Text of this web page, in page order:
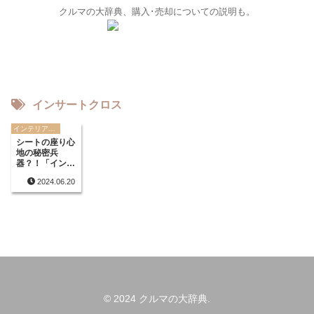
クルマの大辞典、購入･売却についての説明も。
インサートクロス
シートの座り心
地の秘密兵
器？！「インサ
てなに？2024.06.20
© 2024 クルマの大辞典.